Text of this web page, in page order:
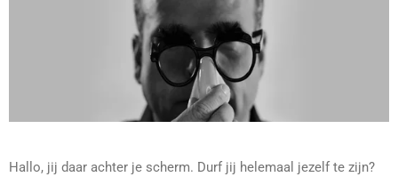
Hallo, jij daar achter je scherm. Durf jij helemaal jezelf te zijn?